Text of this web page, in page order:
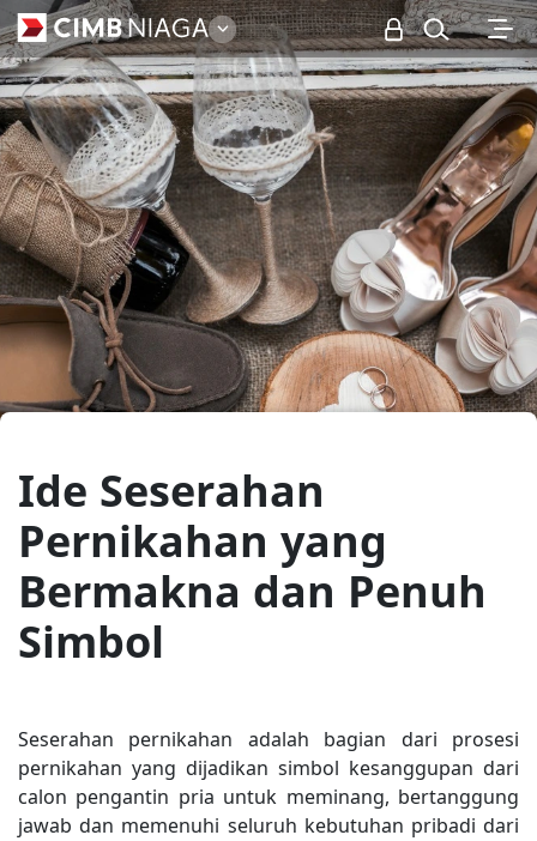
Personal
Ide Seserahan
Pernikahan yang
Bermakna dan Penuh
Simbol
Seserahan pernikahan adalah bagian dari prosesi
pernikahan yang dijadikan simbol kesanggupan dari
calon pengantin pria untuk meminang, bertanggung
jawab dan memenuhi seluruh kebutuhan pribadi dari